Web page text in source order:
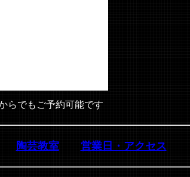
らでもご予約可能です
陶芸教室 営業日・アクセス